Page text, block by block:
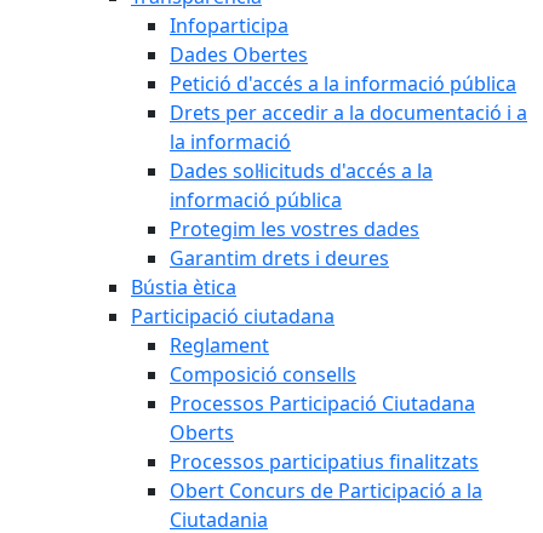
Infoparticipa
Dades Obertes
Petició d'accés a la informació pública
Drets per accedir a la documentació i a
la informació
Dades sol·licituds d'accés a la
informació pública
Protegim les vostres dades
Garantim drets i deures
Bústia ètica
Participació ciutadana
Reglament
Composició consells
Processos Participació Ciutadana
Oberts
Processos participatius finalitzats
Obert Concurs de Participació a la
Ciutadania